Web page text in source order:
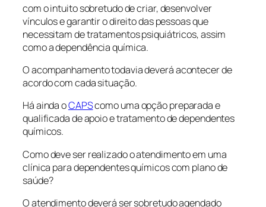
com o intuito sobretudo de criar, desenvolver
vínculos e garantir o direito das pessoas que
necessitam de tratamentos psiquiátricos, assim
como a dependência química.
O acompanhamento todavia deverá acontecer de
acordo com cada situação.
Há ainda oCAPScomo uma opção preparada e
qualificada de apoio e tratamento de dependentes
químicos.
Como deve ser realizado o atendimento em uma
clínica para dependentes químicos com plano de
saúde?
O atendimento deverá ser sobretudo agendado